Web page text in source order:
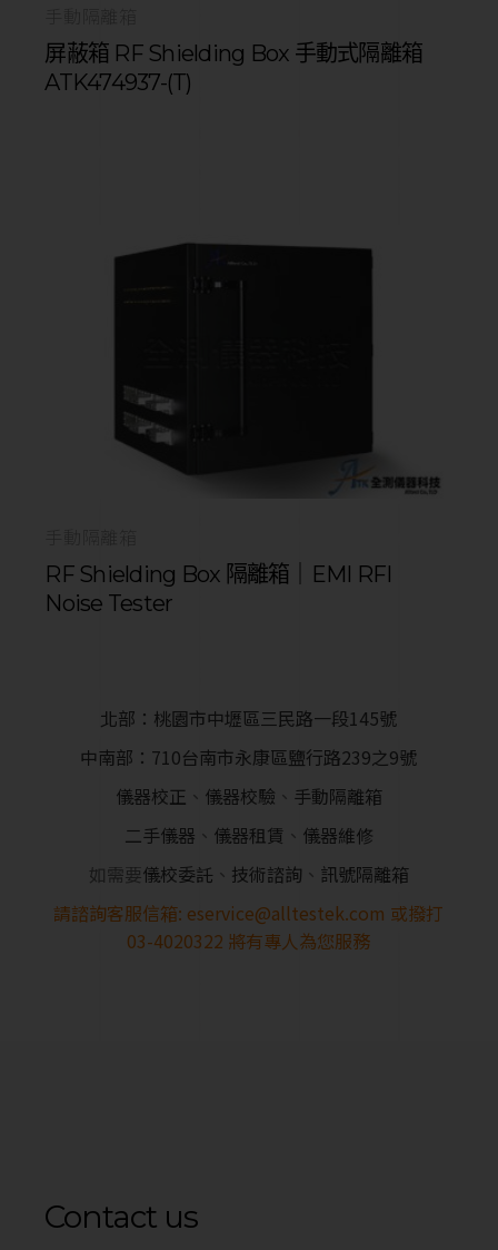
屏蔽箱 RF Shielding Box 手動式隔離箱
ATK474937-(T)
RF Shielding Box 隔離箱｜EMI RFI
Noise Tester
北部：桃園市中壢區三民路一段145號
中南部：710台南市永康區鹽行路239之9號
儀器校正 、 儀器校驗 、 手動隔離箱
二手儀器 、 儀器租賃 、 儀器維修
如需要儀校委託 、 技術諮詢 、 訊號隔離箱
請諮詢客服信箱: eservice@alltestek.com 或撥打
03-4020322 將有專人為您服務
Contact us